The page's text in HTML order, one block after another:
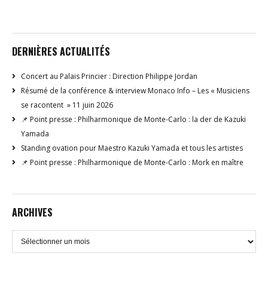
DERNIÈRES ACTUALITÉS
Concert au Palais Princier : Direction Philippe Jordan
Résumé de la conférence & interview Monaco Info – Les « Musiciens
se racontent » 11 juin 2026
📌 Point presse : Philharmonique de Monte-Carlo : la der de Kazuki
Yamada
Standing ovation pour Maestro Kazuki Yamada et tous les artistes
📌 Point presse : Philharmonique de Monte-Carlo : Mork en maître
ARCHIVES
Archives